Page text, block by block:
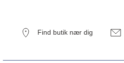
Find butik nær dig